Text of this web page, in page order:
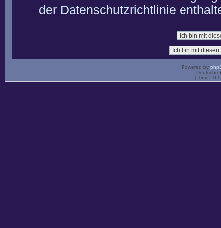
der Datenschutzrichtlinie
Powered by
Deutsche
[ Time :